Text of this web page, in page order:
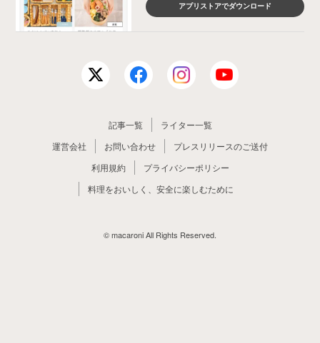
アプリストアでダウンロード
記事一覧
ライター一覧
運営会社
お問い合わせ
プレスリリースのご送付
利用規約
プライバシーポリシー
料理をおいしく、安全に楽しむために
© macaroni All Rights Reserved.